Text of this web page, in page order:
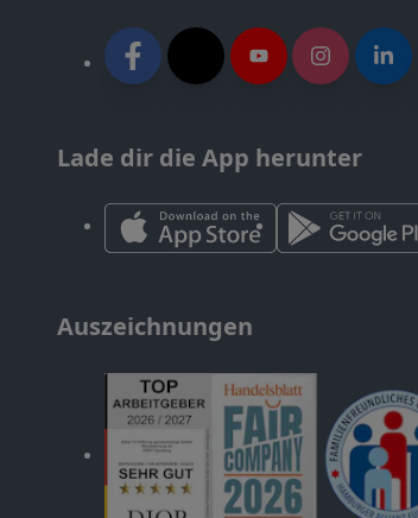
Lade dir die App herunter
Auszeichnungen